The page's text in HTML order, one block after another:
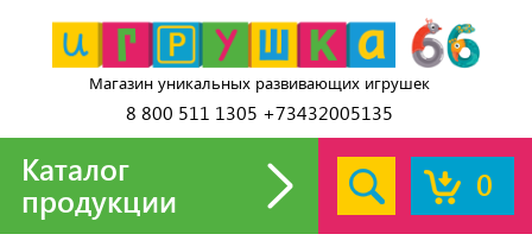
Магазин уникальных развивающих игрушек
8 800 511 1305 +73432005135
0
Каталог
продукции